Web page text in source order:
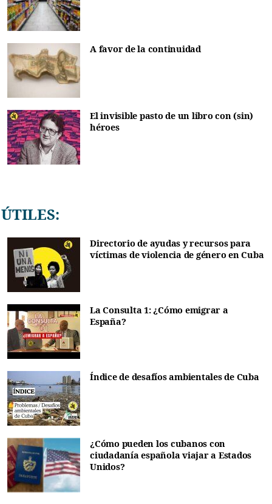
A favor de la continuidad
El invisible pasto de un libro con (sin)
héroes
ÚTILES:
Directorio de ayudas y recursos para
víctimas de violencia de género en Cuba
La Consulta 1: ¿Cómo emigrar a
España?
Índice de desafíos ambientales de Cuba
¿Cómo pueden los cubanos con
ciudadanía española viajar a Estados
Unidos?